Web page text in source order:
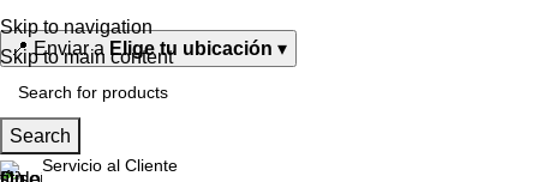
Skip to navigation
Skip to main content
📍 Enviar a Elige tu ubicación ▾
Search
Servicio al Cliente